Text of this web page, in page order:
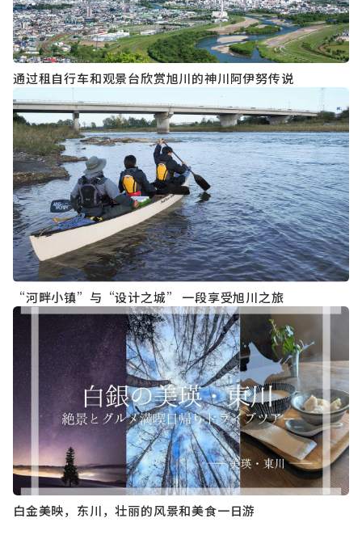
通过租自行车和观景台欣赏旭川的神川阿伊努传说
“河畔小镇”与“设计之城” 一段享受旭川之旅
白金美映，东川，壮丽的风景和美食一日游